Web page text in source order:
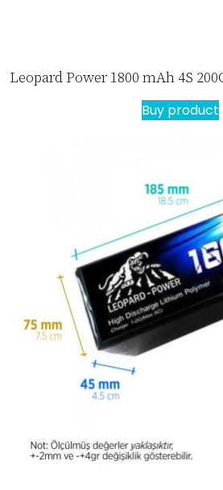
Leopard Power 1800 mAh 4S
Buy product